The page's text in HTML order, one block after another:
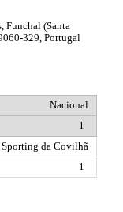
Funchal (Santa
329, Portugal
Nacional
1
Sporting da Covilhã
1